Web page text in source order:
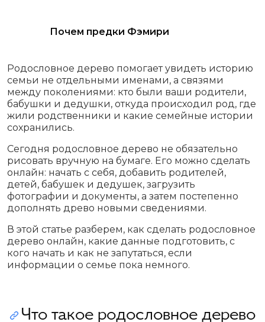
Почем предки Фэмири
Родословное дерево помогает увидеть историю
семьи не отдельными именами, а связями
между поколениями: кто были ваши родители,
бабушки и дедушки, откуда происходил род, где
жили родственники и какие семейные истории
сохранились.
Сегодня родословное дерево не обязательно
рисовать вручную на бумаге. Его можно сделать
онлайн: начать с себя, добавить родителей,
детей, бабушек и дедушек, загрузить
фотографии и документы, а затем постепенно
дополнять древо новыми сведениями.
В этой статье разберем, как сделать родословное
дерево онлайн, какие данные подготовить, с
кого начать и как не запутаться, если
информации о семье пока немного.
Что такое родословное дерево